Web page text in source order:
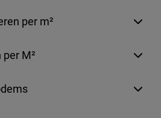
Uden, Nederland
per m²
M²